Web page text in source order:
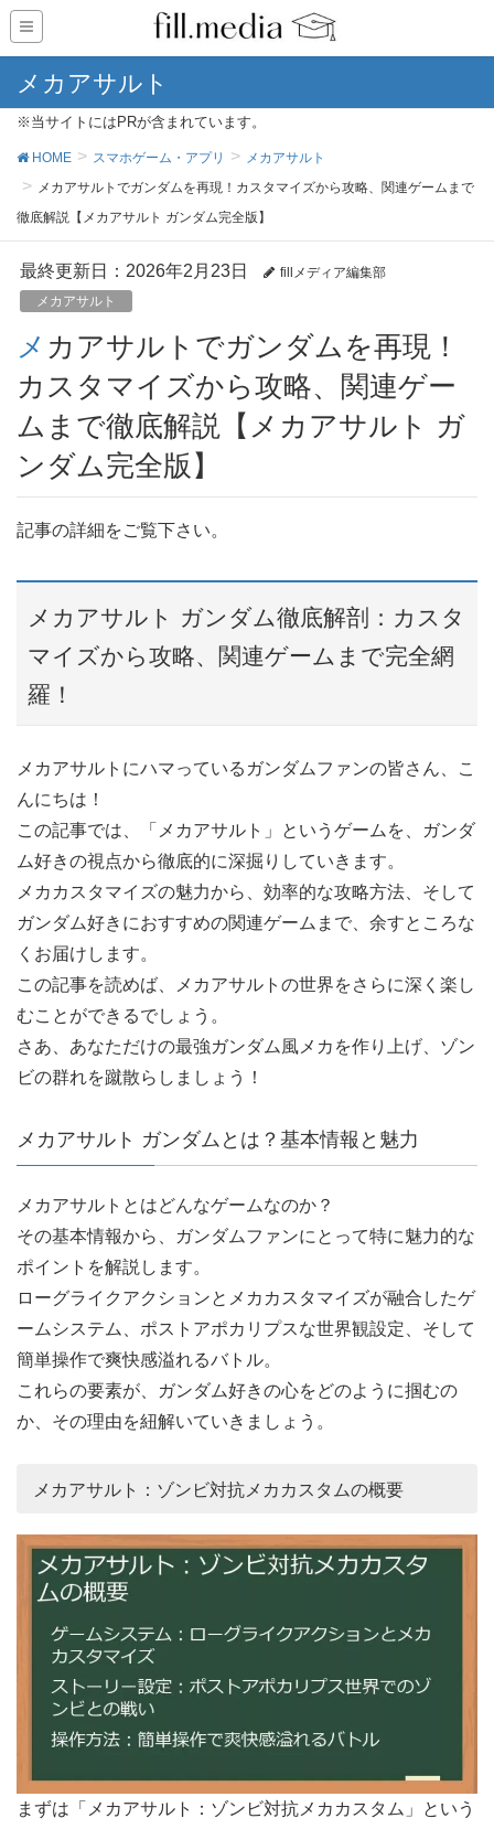
メカアサルト
※当サイトにはPRが含まれています。
HOME スマホゲーム・アプリ
メカアサルト
メカアサルトでガンダムを再現！カスタマイズから攻略、関連ゲームまで
徹底解説【メカアサルト ガンダム完全版】
最終更新日：2026年2月23日
fillメディア編集部
メカアサルト
メカアサルトでガンダムを再現！
カスタマイズから攻略、関連ゲー
ムまで徹底解説【メカアサルト ガ
ンダム完全版】
記事の詳細をご覧下さい。
メカアサルト ガンダム徹底解剖：カスタ
マイズから攻略、関連ゲームまで完全網
羅！
メカアサルトにハマっているガンダムファンの皆さん、こ
んにちは！
この記事では、「メカアサルト」というゲームを、ガンダ
ム好きの視点から徹底的に深掘りしていきます。
メカカスタマイズの魅力から、効率的な攻略方法、そして
ガンダム好きにおすすめの関連ゲームまで、余すところな
くお届けします。
この記事を読めば、メカアサルトの世界をさらに深く楽し
むことができるでしょう。
さあ、あなただけの最強ガンダム風メカを作り上げ、ゾン
ビの群れを蹴散らしましょう！
メカアサルト ガンダムとは？基本情報と魅力
メカアサルトとはどんなゲームなのか？
その基本情報から、ガンダムファンにとって特に魅力的な
ポイントを解説します。
ローグライクアクションとメカカスタマイズが融合したゲ
ームシステム、ポストアポカリプスな世界観設定、そして
簡単操作で爽快感溢れるバトル。
これらの要素が、ガンダム好きの心をどのように掴むの
か、その理由を紐解いていきましょう。
メカアサルト：ゾンビ対抗メカカスタムの概要
まずは「メカアサルト：ゾンビ対抗メカカスタム」という